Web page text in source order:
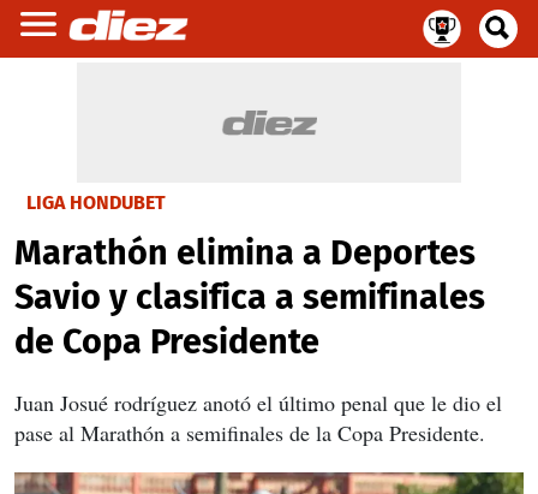
LIGA HONDUBET
Marathón elimina a Deportes
Savio y clasifica a semifinales
de Copa Presidente
Juan Josué rodríguez anotó el último penal que le dio el
pase al Marathón a semifinales de la Copa Presidente.